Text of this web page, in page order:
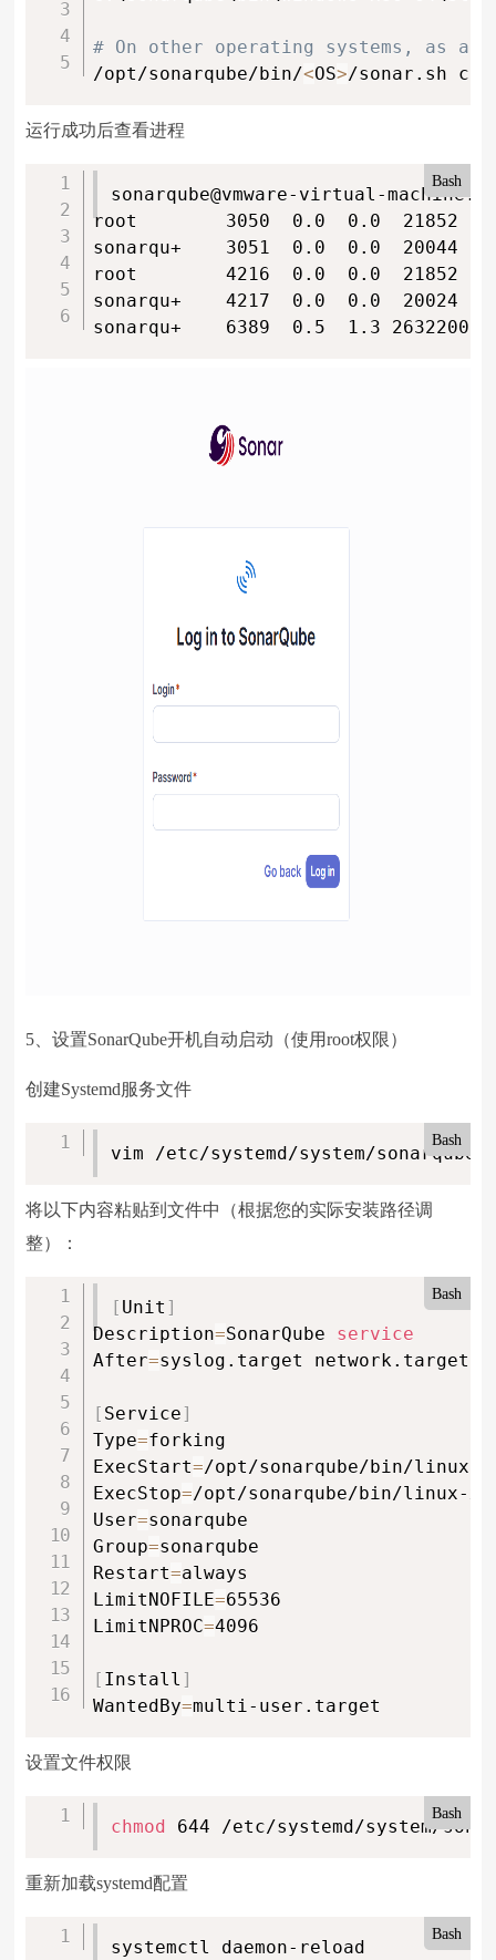
# On other operating systems, as a
/opt/sonarqube/bin/<OS>/sonar.sh
运行成功后查看进程
Bash
sonarqube@vmware-virtual-
root        3050  0.0  0.0  21852
sonarqu+    3051  0.0  0.0  20044
root        4216  0.0  0.0  21852
sonarqu+    4217  0.0  0.0  20024
sonarqu+    6389  0.5  1.3 2632200
5、设置SonarQube开机自动启动（使用root权限）
创建Systemd服务文件
Bash
vim /etc/systemd/system/
将以下内容粘贴到文件中（根据您的实际安装路径调
整）：
Bash
[ Unit ]
Description=SonarQube service
After=syslog.target network.target
[ Service]
Type=forking
ExecStart=/opt/sonarqube/bin/linux-
ExecStop=/opt/sonarqube/bin/linux-
User=sonarqube
Group=sonarqube
Restart=always
LimitNOFILE=65536
LimitNPROC=4096
[ Install ]
WantedBy=multi-user.target
设置文件权限
Bash
chmod 644 /etc/systemd/system/
重新加载systemd配置
Bash
systemctl daemon-reload